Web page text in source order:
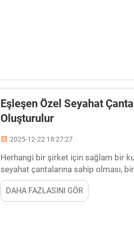
Eşleşen Özel Seyahat
Oluşturulur
2025-12-22 18:27:27
Herhangi bir şirket için sağlam bir
seyahat çantalarına sahip olması,
olarak tasarlanmış seyahat...
DAHA FAZLASINI GÖR